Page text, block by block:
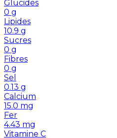
Glucides
0 g
Lipides
10.9 g
Sucres
0 g
Fibres
0 g
Sel
0.13 g
Calcium
15.0 mg
Fer
4.43 mg
Vitamine C